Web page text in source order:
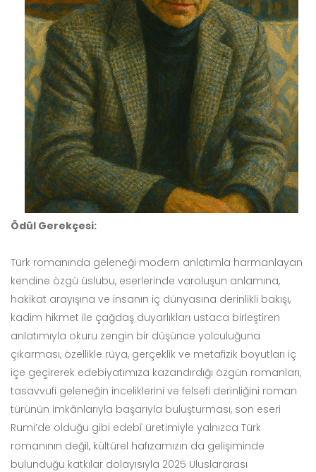
Ödül Gerekçesi:
Türk romanında geleneği modern anlatımla harmanlayan
kendine özgü üslubu, eserlerinde varoluşun anlamına,
hakikat arayışına ve insanın iç dünyasına derinlikli bakışı,
kadim hikmet ile çağdaş duyarlıkları ustaca birleştiren
anlatımıyla okuru zengin bir düşünce yolculuğuna
çıkarması, özellikle rüya, gerçeklik ve metafizik boyutları iç
içe geçirerek edebiyatımıza kazandırdığı özgün romanları,
tasavvufi geleneğin inceliklerini ve felsefi derinliğini roman
türünün imkânlarıyla başarıyla buluşturması, son eseri
Rumi’de olduğu gibi edebî üretimiyle yalnızca Türk
romanının değil, kültürel hafızamızın da gelişiminde
bulunduğu katkılar dolayısıyla 2025 Uluslararası